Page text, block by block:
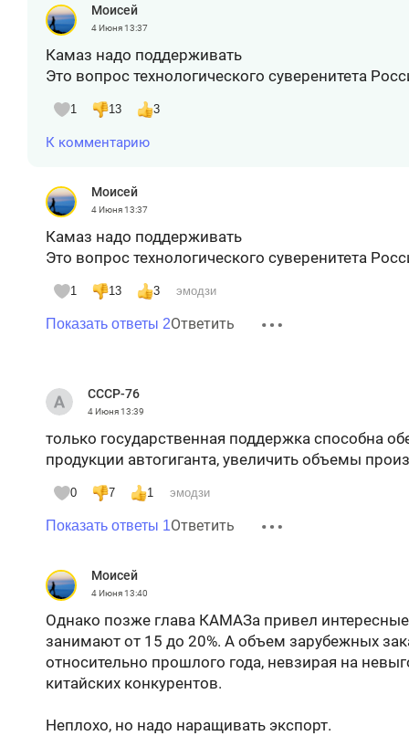
Moисeй
4 Июня13:37
Камаз надо поддерживать
Это вопрос технологического суверенитета
1 13 3
К комментарию
Moисeй
4 Июня13:37
Камаз надо поддерживать
Это вопрос технологического суверенитета
1 13 3 эмодзи
Показать ответы 2Ответить
СССР-76
4 Июня13:39
только государственная поддержка способна
продукции автогиганта, увеличить объемы
0 7 1 эмодзи
Показать ответы 1Ответить
Moисeй
4 Июня13:40
Однако позже глава КАМАЗа привел
занимают от 15 до 20%. А объем зарубежных
относительно прошлого года, невзирая на
китайских конкурентов.
Неплохо, но надо наращивать экспорт.